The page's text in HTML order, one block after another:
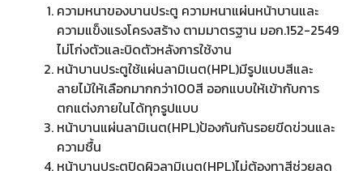
ความหนาของบานประตู ความหนาแผ่นหน้าบานและ
ความแข็งแรงโครงสร้าง ตามมาตรฐาน มอก.152-2549
ไม่โก่งตัวและบิดตัวหลังการใช้งาน
หน้าบานประตูใช้แผ่นลามิเนต(HPL)มีรูปแบบสีและ
ลายไม้ให้เลือกมากกว่า100สี ออกแบบให้เข้ากับการ
ตกแต่งภายในได้ทุกรูปแบบ
หน้าบานแผ่นลามิเนต(HPL)ป้องกันกันรอยขีดข่วนและ
ความชื้น
หน้าบานประตูปิดผิวลามิเนต(HPL)ไม่ต้องทาสีช่วยลด